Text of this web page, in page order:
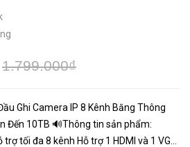
1.799.000₫
Ghi Camera IP 8 Kênh Băng Thông
Đến 10TB 🔊Thông tin sản phẩm:
trợ tối đa 8 kênh Hỗ trợ 1 HDMI và 1 VGA.